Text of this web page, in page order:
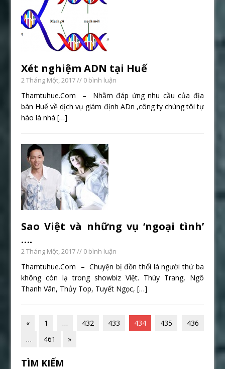
Xét nghiệm ADN tại Huế
2 Tháng Một, 2017// 0 bình luận
Thamtuhue.Com – Nhằm đáp ứng nhu cầu của địa
bàn Huế về dịch vụ giám định ADn ,công ty chúng tôi tự
hào là nhà[…]
Sao Việt và những vụ ‘ngoại tình’
….
2 Tháng Một, 2017// 0 bình luận
Thamtuhue.Com – Chuyện bị đồn thổi là người thứ ba
không còn lạ trong showbiz Việt. Thùy Trang, Ngô
Thanh Vân, Thủy Top, Tuyết Ngọc,[…]
« 1 … 432 433 434 435
436
…
461 »
TÌM KIẾM